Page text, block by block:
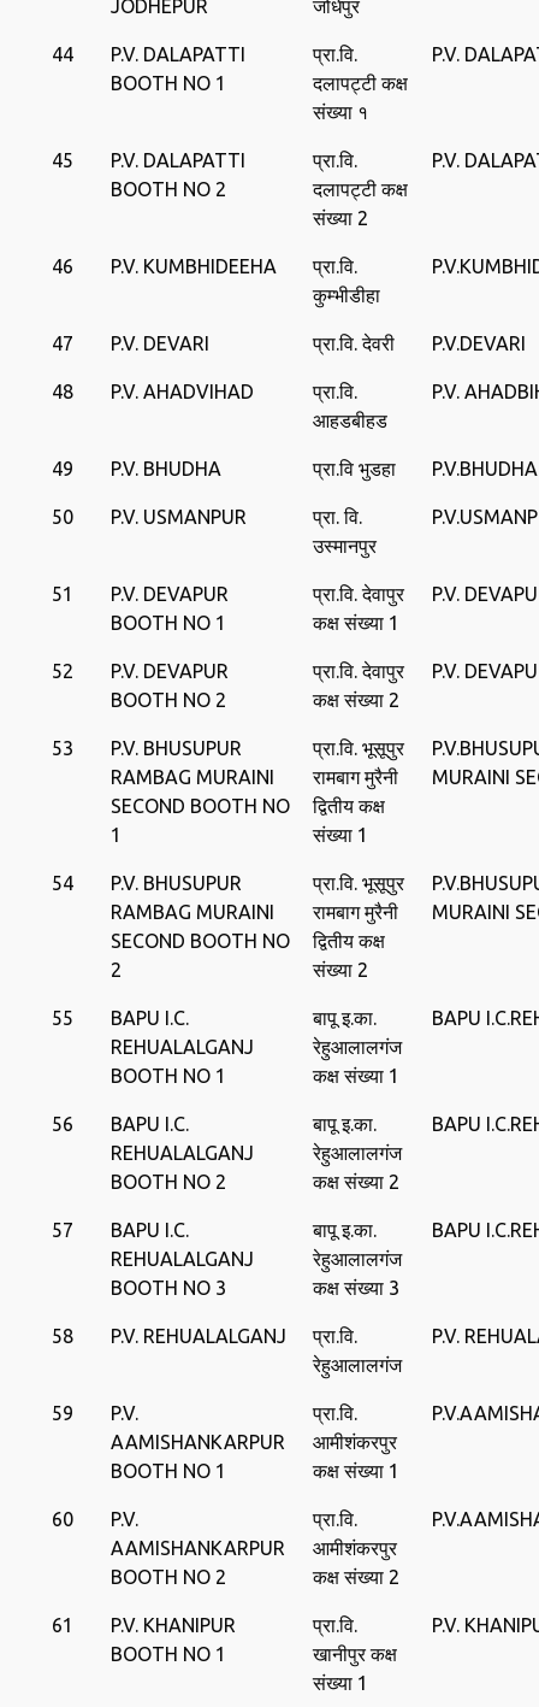
JODHEPUR जोधेपुर
44
P.V. DALAPATTI
BOOTH NO 1
प्रा.वि.
दलापट्टी कक्ष
संख्या १
P.V.
45
P.V. DALAPATTI
BOOTH NO 2
प्रा.वि.
दलापट्टी कक्ष
संख्या 2
P.V.
46 P.V. KUMBHIDEEHA
प्रा.वि.
कुम्भीडीहा
47 P.V. DEVARI प्रा.वि. देवरी P.V.DEVARI
48 P.V. AHADVIHAD
प्रा.वि.
आहडबीहड
P.V.
49 P.V. BHUDHA प्रा.वि भुडहा P.V.BHUDHA
50 P.V. USMANPUR
प्रा. वि.
उस्मानपुर
51
P.V. DEVAPUR
BOOTH NO 1
प्रा.वि. देवापुर
कक्ष संख्या 1
P.V.
52
P.V. DEVAPUR
BOOTH NO 2
प्रा.वि. देवापुर
कक्ष संख्या 2
P.V.
53
P.V. BHUSUPUR
RAMBAG MURAINI
SECOND BOOTH NO
1
प्रा.वि. भूसूपुर
रामबाग मुरैनी
द्वितीय कक्ष
संख्या 1
MURAINI
54
P.V. BHUSUPUR
RAMBAG MURAINI
SECOND BOOTH NO
2
प्रा.वि. भूसूपुर
रामबाग मुरैनी
द्वितीय कक्ष
संख्या 2
MURAINI
55
BAPU I.C.
REHUALALGANJ
BOOTH NO 1
बापू इ.का.
रेहुआलालगंज
कक्ष संख्या 1
BAPU
56
BAPU I.C.
REHUALALGANJ
BOOTH NO 2
बापू इ.का.
रेहुआलालगंज
कक्ष संख्या 2
BAPU
57
BAPU I.C.
REHUALALGANJ
BOOTH NO 3
बापू इ.का.
रेहुआलालगंज
कक्ष संख्या 3
BAPU
58 P.V. REHUALALGANJ
प्रा.वि.
रेहुआलालगंज
P.V.
59
P.V.
AAMISHANKARPUR
BOOTH NO 1
प्रा.वि.
आमीशंकरपुर
कक्ष संख्या 1
60
P.V.
AAMISHANKARPUR
BOOTH NO 2
प्रा.वि.
आमीशंकरपुर
कक्ष संख्या 2
61
P.V. KHANIPUR
BOOTH NO 1
प्रा.वि.
खानीपुर कक्ष
संख्या 1
P.V.